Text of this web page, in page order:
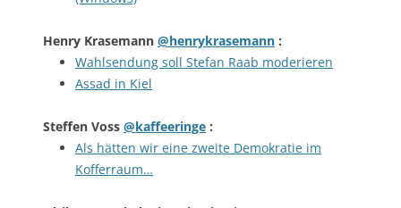
Henry Krasemann @henrykrasemann :
Wahlsendung soll Stefan Raab moderieren
Assad in Kiel
Steffen Voss @kaffeeringe :
Als hätten wir eine zweite Demokratie im
Kofferraum…